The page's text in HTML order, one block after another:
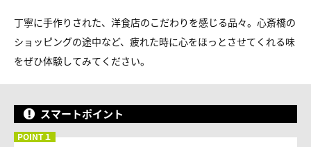
丁寧に手作りされた、洋食店のこだわりを感じる品々。心斎橋の
ショッピングの途中など、疲れた時に心をほっとさせてくれる味
をぜひ体験してみてください。
スマートポイント